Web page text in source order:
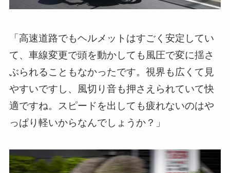
「高速道路でもヘルメットはすごく安定してい
て、車線変更で頭を動かしても風圧で変に揺さ
ぶられることもなかったです。視界も広くて見
やすいですし、風切り音も押さえられていて快
適ですね。スピードを出しても疲れないのはや
っぱり軽いからなんでしょうか？」